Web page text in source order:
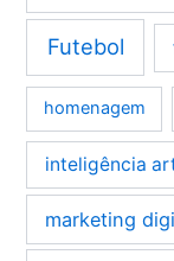
Futebol
homenagem
inteligência
marketing